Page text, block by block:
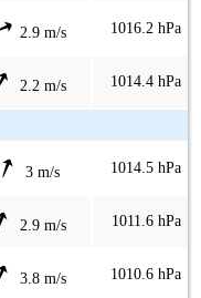
2.9 m/s 1016.2 hPa
2.2 m/s 1014.4 hPa
3 m/s 1014.5 hPa
2.9 m/s 1011.6 hPa
3.8 m/s 1010.6 hPa